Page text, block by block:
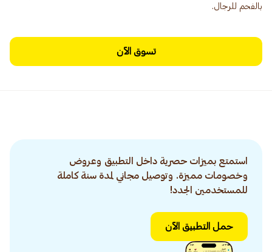
بالفحم للرجال.
تسوق الآن
استمتع بميزات حصرية داخل التطبيق وعروض
وخصومات مميزة. وتوصيل مجاني لمدة سنة كاملة
للمستخدمين الجدد!
حمل التطبيق الآن